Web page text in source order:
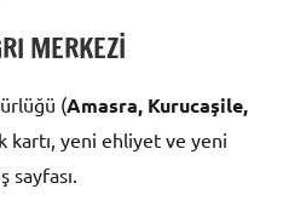
MERKEZİ
(Amasra, Kurucaşile,
kartı, yeni ehliyet ve yeni